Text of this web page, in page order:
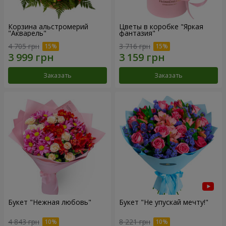
Корзина альстромерий
"Акварель"
4 705 грн
Заказать
Цветы в коробке "Яркая
фантазия"
3 716 грн
Заказать
Букет "Нежная любовь"
4 843 грн
Букет "Не упускай мечту!"
8 221 грн